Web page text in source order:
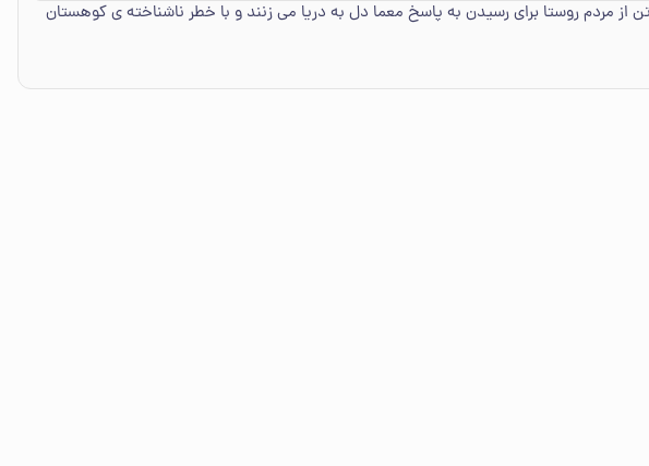
مردم روستا برای رسیدن به پاسخ معما دل به دریا می زنند و با خطر ناشناخته ی کوهستان